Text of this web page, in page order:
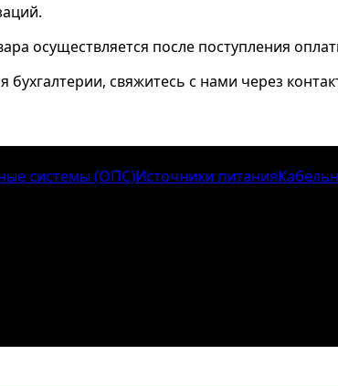
осуществляется после поступления
свяжитесь с нами через
системы (ОПС)Источники питания